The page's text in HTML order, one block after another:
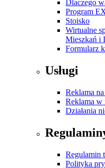
Dlaczego
Program
Stoisko
Wirtualne
Mieszkań i
Formularz
Usługi
Reklama
Reklama w
Działania
Regulamin
Polityka